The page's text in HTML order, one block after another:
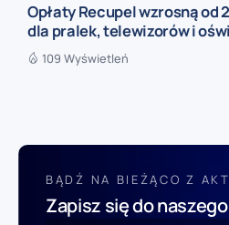
Opłaty Recupel wzrosną od
dla pralek, telewizorów i
109 Wyświetleń
BĄDŹ NA BIEŻĄCO Z
Zapisz się do